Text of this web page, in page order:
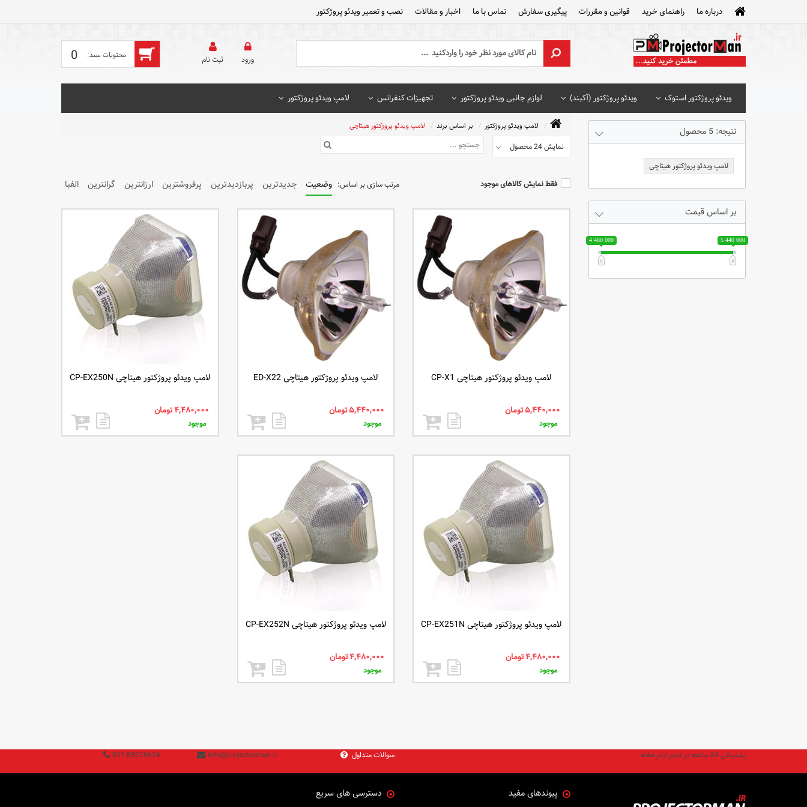
درباره ما راهنمای خرید قوانین و مقررات پیگیری سفارش تماس با ما اخبار و مقالات نصب و تعمیر ویدئو پروژکتور
0 ورود ثبت‌ نام
ویدئو پروژکتور استوک ویدئو پروژکتور (آکبند) لوازم جانبی ویدئو پروژکتور تجهیزات کنفرانس لامپ ویدئو پروژکتور
لامپ ویدئو پروژکتور بر اساس برند لامپ ویدئو پروژکتور هیتاچی
نمایش 24 محصول
فقط نمایش کالاهای موجود وضعیت جدیدترین پربازدیدترین پرفروشترین ارزانترین گرانترین الفبا
لامپ ویدئو پروژکتور هیتاچی CP-X1
موجود
لامپ ویدئو پروژکتور هیتاچی ED-X22
موجود
لامپ ویدئو پروژکتور هیتاچی CP-EX250N
موجود
لامپ ویدئو پروژکتور هیتاچی CP-EX251N
موجود
لامپ ویدئو پروژکتور هیتاچی CP-EX252N
موجود
نتیجه: 5 محصول
لامپ ویدئو پروژکتور هیتاچی
بر اساس قیمت
4 480 000 5 440 000
پشتیبانی 24 ساعته در تمام ایام هفته سوالات متداول info@projectorman.ir
021-88226624
دسترسی های سریع پیوندهای مفید